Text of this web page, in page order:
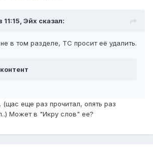
11:15, Эйх сказал:
в том разделе, ТС просит её удалить.
(щас еще раз прочитал, опять раз
Может в "Икру слов" ее?